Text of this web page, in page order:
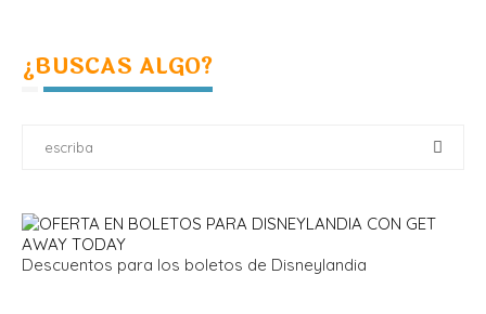
¿BUSCAS ALGO?
Descuentos para los boletos de Disneylandia